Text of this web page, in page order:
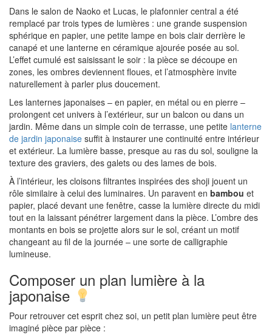
Dans le salon de Naoko et Lucas, le plafonnier central a été
remplacé par trois types de lumières : une grande suspension
sphérique en papier, une petite lampe en bois clair derrière le
canapé et une lanterne en céramique ajourée posée au sol.
L’effet cumulé est saisissant le soir : la pièce se découpe en
zones, les ombres deviennent floues, et l’atmosphère invite
naturellement à parler plus doucement.
Les lanternes japonaises – en papier, en métal ou en pierre –
prolongent cet univers à l’extérieur, sur un balcon ou dans un
jardin. Même dans un simple coin de terrasse, une petite lanterne
de jardin japonaise suffit à instaurer une continuité entre intérieur
et extérieur. La lumière basse, presque au ras du sol, souligne la
texture des graviers, des galets ou des lames de bois.
À l’intérieur, les cloisons filtrantes inspirées des shoji jouent un
rôle similaire à celui des luminaires. Un paravent en bambou et
papier, placé devant une fenêtre, casse la lumière directe du midi
tout en la laissant pénétrer largement dans la pièce. L’ombre des
montants en bois se projette alors sur le sol, créant un motif
changeant au fil de la journée – une sorte de calligraphie
lumineuse.
Composer un plan lumière à la
japonaise
Pour retrouver cet esprit chez soi, un petit plan lumière peut être
imaginé pièce par pièce :